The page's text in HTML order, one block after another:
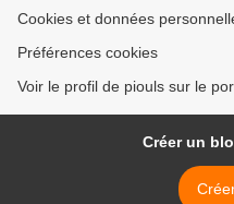
Cookies et données
Préférences cookies
Voir le profil de piouls sur le
Créer un